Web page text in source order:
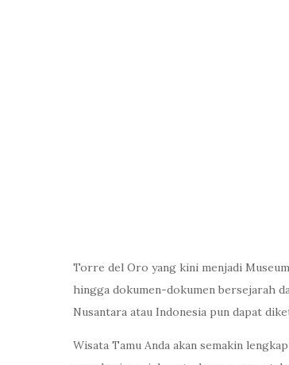
Torre del Oro yang kini menjadi
hingga dokumen-dokumen bersejarah
Nusantara atau Indonesia pun dapat
Wisata Tamu Anda akan semakin